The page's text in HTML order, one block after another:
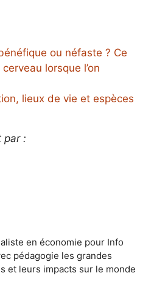
ou néfaste ? Ce
lorsque l’on
lieux de vie et espèces
par :
en économie pour Info
pédagogie les grandes
et leurs impacts sur le monde